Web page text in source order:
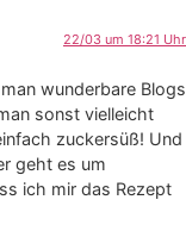
22/03 um 18:21 Uhr
wunderbare Blogs
sonst vielleicht
zuckersüß! Und
geht es um
ich mir das Rezept